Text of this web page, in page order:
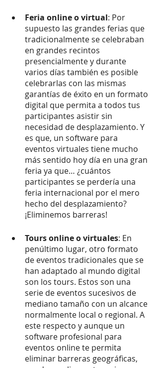
Feria online o virtual: Por
supuesto las grandes ferias que
tradicionalmente se celebraban
en grandes recintos
presencialmente y durante
varios días también es posible
celebrarlas con las mismas
garantías de éxito en un formato
digital que permita a todos tus
participantes asistir sin
necesidad de desplazamiento. Y
es que, un software para
eventos virtuales tiene mucho
más sentido hoy día en una gran
feria ya que… ¿cuántos
participantes se perdería una
feria internacional por el mero
hecho del desplazamiento?
¡Eliminemos barreras!
Tours online o virtuales: En
penúltimo lugar, otro formato
de eventos tradicionales que se
han adaptado al mundo digital
son los tours. Estos son una
serie de eventos sucesivos de
mediano tamaño con un alcance
normalmente local o regional. A
este respecto y aunque un
software profesional para
eventos online te permita
eliminar barreras geográficas,